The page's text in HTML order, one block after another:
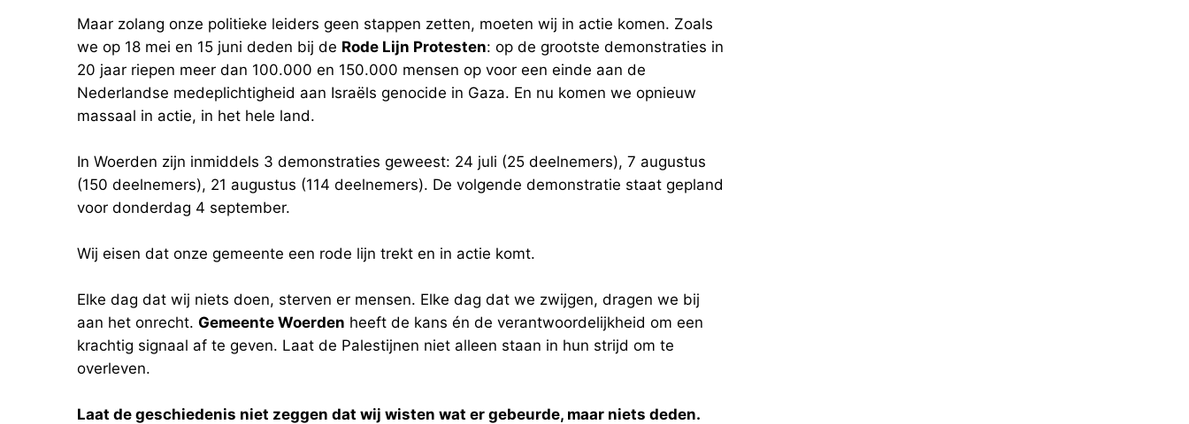
Maar zolang onze politieke leiders geen stappen zetten, moeten wij in actie komen. Zoals
we op 18 mei en 15 juni deden bij de Rode Lijn Protesten: op de grootste demonstraties in
20 jaar riepen meer dan 100.000 en 150.000 mensen op voor een einde aan de
Nederlandse medeplichtigheid aan Israëls genocide in Gaza. En nu komen we opnieuw
massaal in actie, in het hele land.
In Woerden zijn inmiddels 3 demonstraties geweest: 24 juli (25 deelnemers), 7 augustus
(150 deelnemers), 21 augustus (114 deelnemers). De volgende demonstratie staat gepland
voor donderdag 4 september.
Wij eisen dat onze gemeente een rode lijn trekt en in actie komt.
Elke dag dat wij niets doen, sterven er mensen. Elke dag dat we zwijgen, dragen we bij
aan het onrecht. Gemeente Woerden heeft de kans én de verantwoordelijkheid om een
krachtig signaal af te geven. Laat de Palestijnen niet alleen staan in hun strijd om te
overleven.
Laat de geschiedenis niet zeggen dat wij wisten wat er gebeurde, maar niets deden.